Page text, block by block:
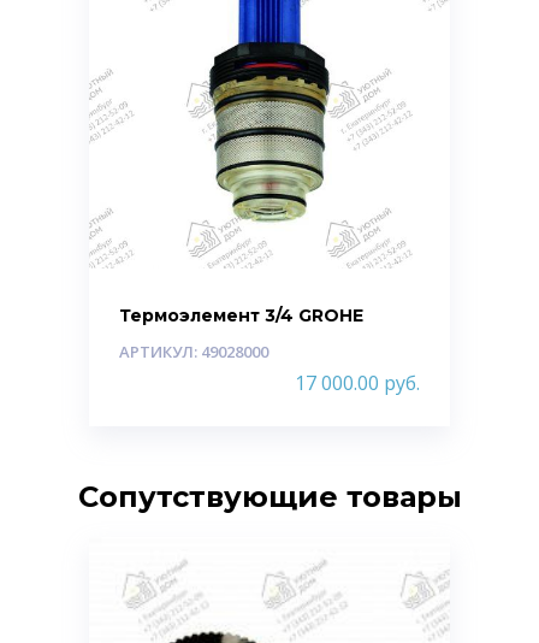
Термоэлемент 3/4 GROHE
АРТИКУЛ: 49028000
17 000.00 руб.
Сопутствующие товары